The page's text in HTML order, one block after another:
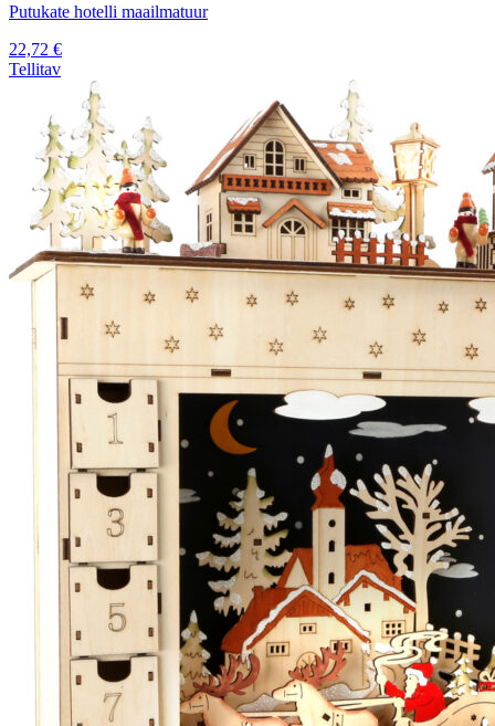
Putukate hotelli maailmatuur
22,72 €
Tellitav